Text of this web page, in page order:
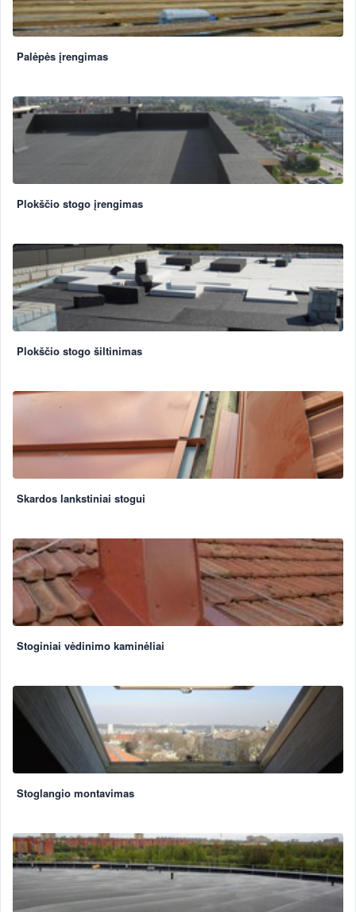
Palėpės įrengimas
Plokščio stogo įrengimas
Plokščio stogo šiltinimas
Skardos lankstiniai stogui
Stoginiai vėdinimo kaminėliai
Stoglangio montavimas